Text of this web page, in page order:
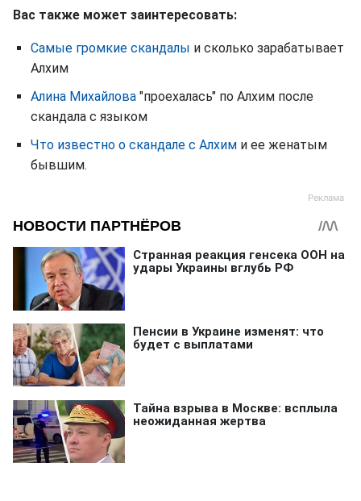
Вас также может заинтересовать:
Самые громкие скандалы и сколько зарабатывает
Алхим
Алина Михайлова "проехалась" по Алхим после
скандала с языком
Что известно о скандале с Алхим и ее женатым
бывшим.